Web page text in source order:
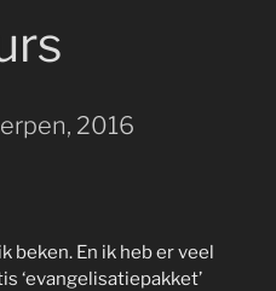
2016
beken. En ik heb er veel
‘evangelisatiepakket’